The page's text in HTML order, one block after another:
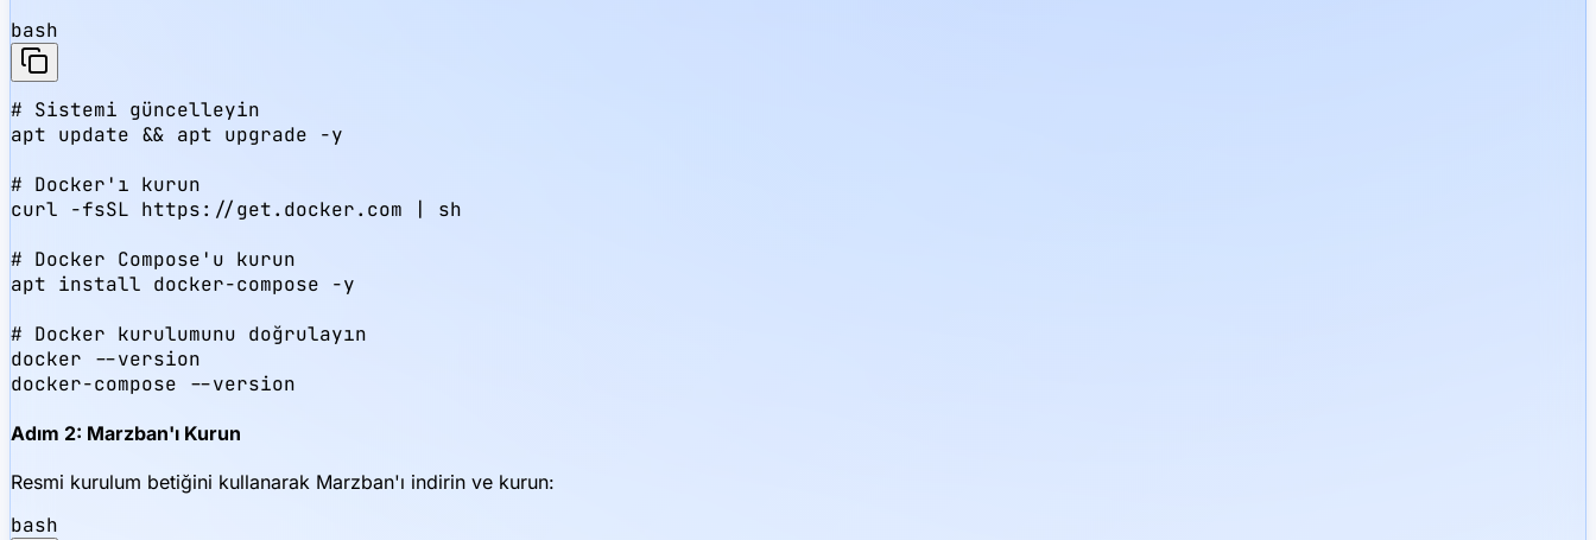
bash
# Sistemi güncelleyin
apt update && apt upgrade -y
# Docker'ı kurun
curl -fsSL https://get.docker.com | sh
# Docker Compose'u kurun
apt install docker-compose -y
# Docker kurulumunu doğrulayın
docker --version
docker-compose --version
Adım 2: Marzban'ı Kurun
Resmi kurulum betiğini kullanarak Marzban'ı indirin ve kurun:
bash